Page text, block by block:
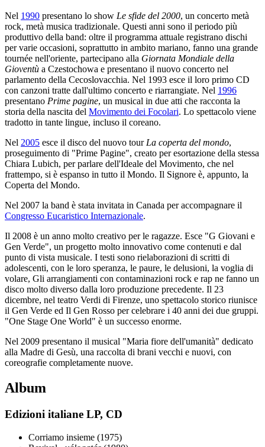
Nel 1990 presentano lo show Le sfide del 2000, un concerto metà
rock, metà musica tradizionale. Questi anni sono il periodo più
produttivo della band: oltre il programma attuale registrano dischi
per varie occasioni, soprattutto in ambito mariano, fanno una grande
tournée nell'oriente, partecipano alla Giornata Mondiale della
Gioventù a Czestochowa e presentano il nuovo concerto nel
parlamento della Cecoslovacchia. Nel 1993 esce il loro primo CD
con canzoni tratte dall'ultimo concerto e riarrangiate. Nel 1996
presentano Prime pagine, un musical in due atti che racconta la
storia della nascita del Movimento dei Focolari. Lo spettacolo viene
tradotto in tante lingue, incluso il coreano.
Nel 2005 esce il disco del nuovo tourLa coperta del mondo,
proseguimento di "Prime Pagine", creato per esortazione della stessa
Chiara Lubich, per parlare dell'Ideale del Movimento, che nel
frattempo, si è espanso in tutto il Mondo. Il Signore è, appunto, la
Coperta del Mondo.
Nel 2007 la band è stata invitata in Canada per accompagnare il
Congresso Eucaristico Internazionale.
Il 2008 è un anno molto creativo per le ragazze. Esce "G Giovani e
Gen Verde", un progetto molto innovativo come contenuti e dal
punto di vista musicale. I testi sono rielaborazioni di scritti di
adolescenti, con le loro speranza, le paure, le delusioni, la voglia di
volare, Gli arrangiamenti con contaminazioni rock e rap ne fanno un
disco molto diverso dalla loro produzione precedente. Il 23
dicembre, nel teatro Verdi di Firenze, uno spettacolo storico riunisce
il Gen Verde ed Il Gen Rosso per celebrare i 40 anni dei due gruppi.
"One Stage One World" è un successo enorme.
Nel 2009 presentano il musical "Maria fiore dell'umanità" dedicato
alla Madre di Gesù, una raccolta di brani vecchi e nuovi, con
coreografie completamente nuove.
Album
Edizioni italiane LP, CD
Corriamo insieme (1975)